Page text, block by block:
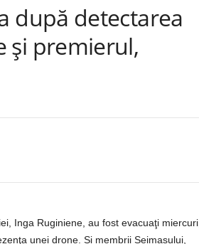
după detectarea
și premierul,
Inga Ruginiene, au fost evacuaţi miercuri,
unei drone. Și membrii Seimasului,